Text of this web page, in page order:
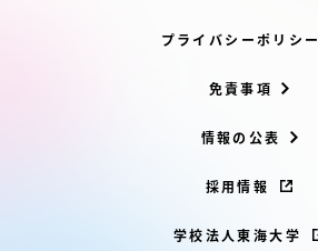
プライバシーポリシー
免責事項
情報の公表
採用情報
学校法人東海大学